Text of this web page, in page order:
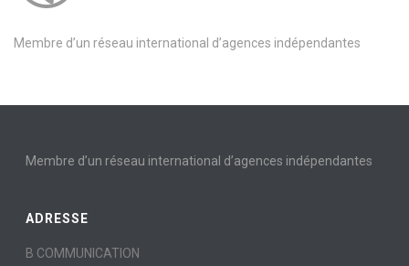
Membre d’un réseau international d’agences indépendantes
Membre d’un réseau international d’agences indépendantes
ADRESSE
B COMMUNICATION